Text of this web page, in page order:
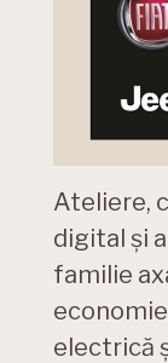
Ateliere,
digital şi
familie
electrică